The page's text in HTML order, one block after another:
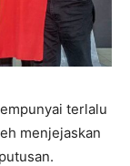
terlalu
menjejaskan